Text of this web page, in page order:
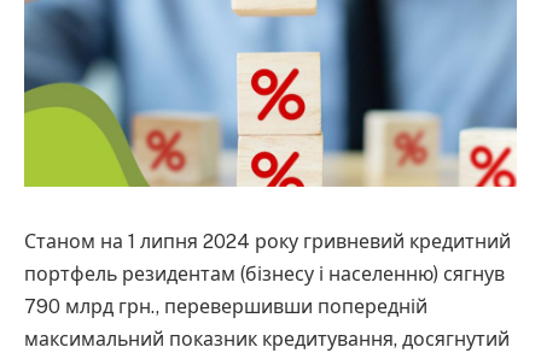
Станом на 1 липня 2024 року гривневий кредитний
портфель резидентам (бізнесу і населенню) сягнув
790 млрд грн., перевершивши попередній
максимальний показник кредитування, досягнутий